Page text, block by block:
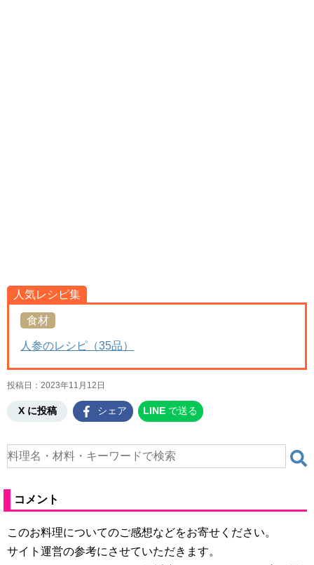
人気レシピ集
食材
人参のレシピ（35品）
投稿日： 2023年11月12日
X に投稿 シェア LINE で送る
コメント
このお料理についてのご感想などをお寄せください。
サイト運営の参考にさせていただきます。